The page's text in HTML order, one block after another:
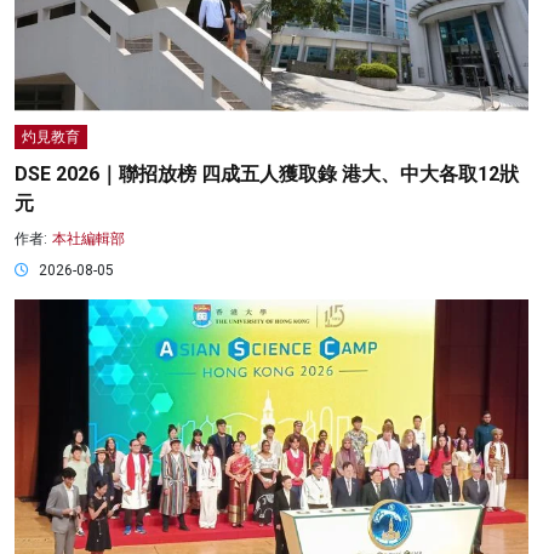
灼見教育
DSE 2026｜聯招放榜 四成五人獲取錄 港大、中大各取12狀
元
作者: 本社編輯部
2026-08-05